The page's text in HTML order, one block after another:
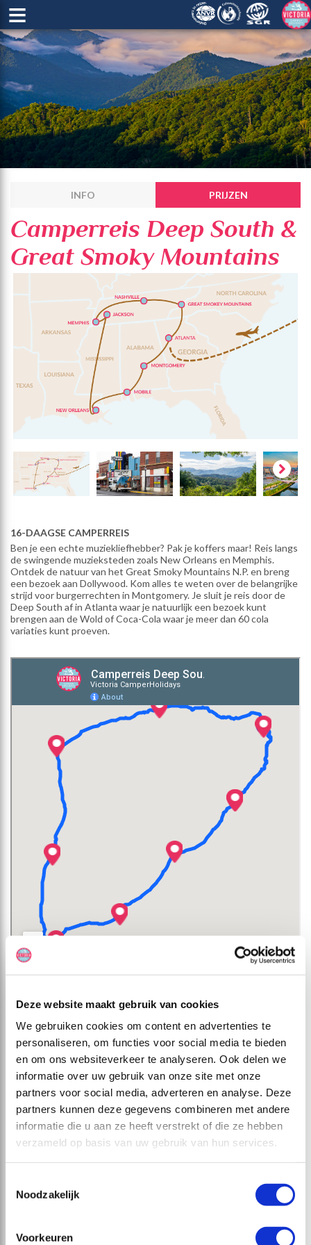
Deze website maakt gebruik van cookies
We gebruiken cookies om content en advertenties te
personaliseren, om functies voor social media te bieden
en om ons websiteverkeer te analyseren. Ook delen we
informatie over uw gebruik van onze site met onze
partners voor social media, adverteren en analyse. Deze
partners kunnen deze gegevens combineren met andere
informatie die u aan ze heeft verstrekt of die ze hebben
verzameld op basis van uw gebruik van hun services.
Noodzakelijk
Voorkeuren
≡
INFO PRIJZEN
Camperreis Deep South &
Great Smoky Mountains
16-DAAGSE CAMPERREIS
Ben je een echte muziekliefhebber? Pak je koffers maar! Reis langs
de swingende muzieksteden zoals New Orleans en Memphis.
Ontdek de natuur van het Great Smoky Mountains N.P. en breng
een bezoek aan Dollywood. Kom alles te weten over de belangrijke
strijd voor burgerrechten in Montgomery. Je sluit je reis door de
Deep South af in Atlanta waar je natuurlijk een bezoek kunt
brengen aan de Wold of Coca-Cola waar je meer dan 60 cola
variaties kunt proeven.
EXTRA INFO CAMPERTYPES DAGPLANNING
Deze reis is inclusief
- Vluchten Amsterdam – Atlanta v.v. met overstap
- Luchthavenbelasting en brandstoftoeslagen
- 1 stuk ruimbagage per persoon
- 1 hotelovernachting op basis van logies nabij de luchthaven
- 15 dagen/14 nachten camperhuur van Cruise America
- Camperverzekering Noord-Amerika
- 2.000 mijl
- Reserveringskosten
- Calamiteitenfonds